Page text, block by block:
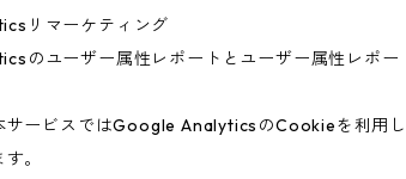
リマーケティング
のユーザー属性レポートとユーザー属性レポー
サービスではGoogle AnalyticsのCookieを利用
。